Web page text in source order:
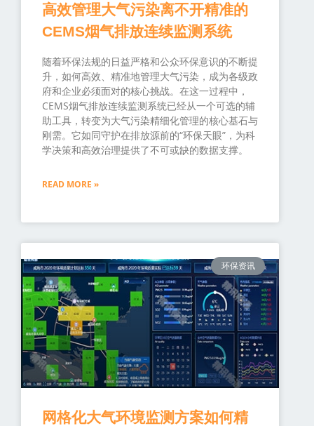
高效管理大气污染离不开精准的
CEMS烟气排放连续监测系统
随着环保法规的日益严格和公众环保意识的不断提
升，如何高效、精准地管理大气污染，成为各级政
府和企业必须面对的核心挑战。在这一过程中，
CEMS烟气排放连续监测系统已经从一个可选的辅
助工具，转变为大气污染精细化管理的核心基石与
刚需。它如同守护在排放源前的“环保天眼”，为科
学决策和高效治理提供了不可或缺的数据支撑。
READ MORE »
环保资讯
网格化大气环境监测方案如何精